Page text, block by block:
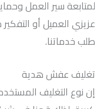
لمتابعة سير العمل
عزيزي العميل أو
طلب خدماتنا.
تغليف عفش هدية
إن نوع التغليف